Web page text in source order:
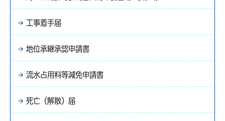
工事着手届
地位承継承認申請書
流水占用料等減免申請書
死亡（解散）届